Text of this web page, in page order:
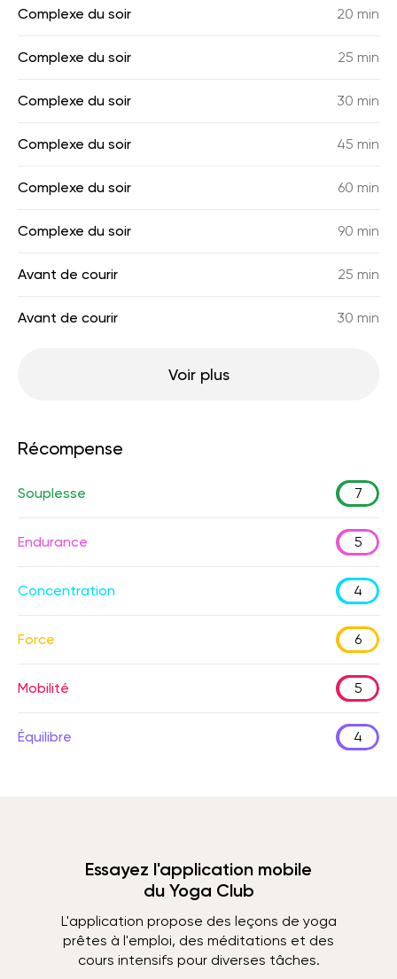
Complexe du soir 20 min
Complexe du soir 25 min
Complexe du soir 30 min
Complexe du soir 45 min
Complexe du soir 60 min
Complexe du soir 90 min
Avant de courir 25 min
Avant de courir 30 min
Voir plus
Récompense
Souplesse 7
Endurance 5
Concentration 4
Force 6
Mobilité 5
Équilibre 4
Essayez l'application mobile
du Yoga Club
L'application propose des leçons de yoga
prêtes à l'emploi, des méditations et des
cours intensifs pour diverses tâches.